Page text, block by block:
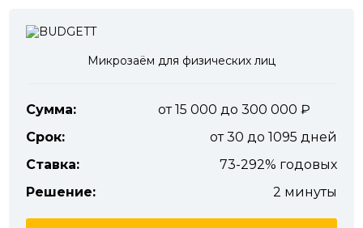
Микрозаём для физических лиц
Сумма:
от 15 000 до 300 000
Срок:
от 30 до 1095 дней
Ставка:
73-292% годовых
Решение:
2 минуты